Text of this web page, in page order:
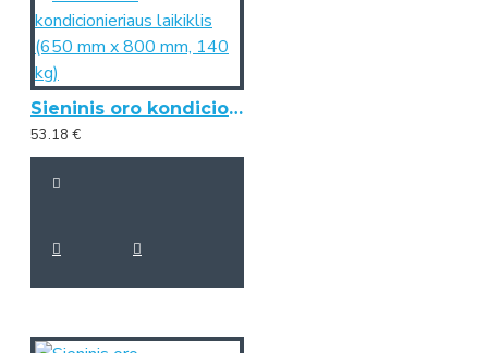
Sieninis oro kondicionieriaus laikiklis (650 mm x 800 mm, 140 kg)
53.18 €